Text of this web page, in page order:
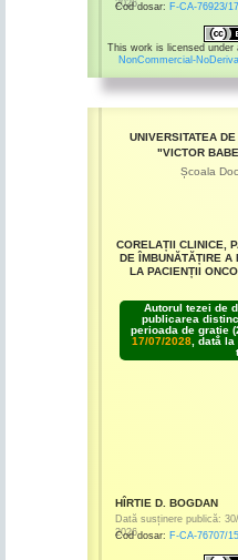
2026
Cod dosar: F-CA-76923/
This work is licensed under
NonCommercial-
UNIVERSITATEA
"VICTOR
Școala
CORELAȚII CLINICE,
DE ÎMBUNĂTĂȚIRE A
LA PACIENȚII
Autorul tezei de
publicarea
perioada de grație
17/07/2028, dată la
HÎRTIE D. BOGDAN
Dată susținere publică:
2026
Cod dosar: F-CA-76707/